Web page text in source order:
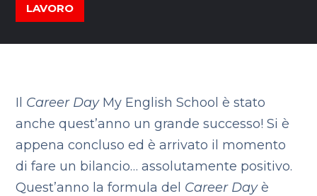
LAVORO
Il Career DayMy English School è stato
anche quest’anno un grande successo! Si è
appena concluso ed è arrivato il momento
di fare un bilancio… assolutamente positivo.
Quest’anno la formula del Career Dayè